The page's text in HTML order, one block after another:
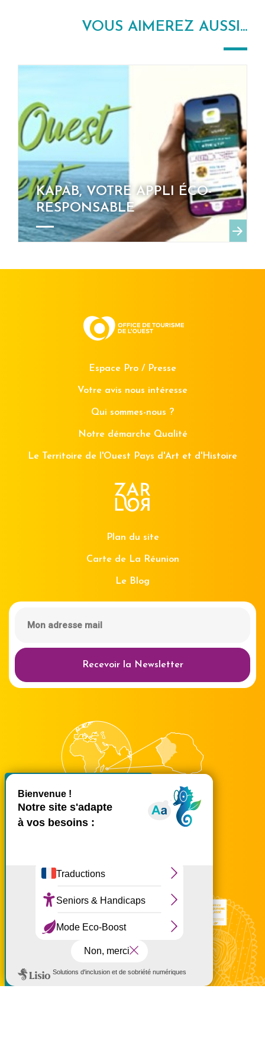
Tout accepter
Tout refuser
Masquer le
VOUS AIMEREZ AUSSI...
KAPAB, VOTRE APPLI ÉCO-
RESPONSABLE
Espace Pro / Presse
Votre avis nous intéresse
Qui sommes-nous ?
Notre démarche Qualité
Le Territoire de l'Ouest Pays d'Art et d'Histoire
Plan du site
Carte de La Réunion
Le Blog
Recevoir la Newsletter
accueil@ouest-lareunion.com
Nous rencontrer